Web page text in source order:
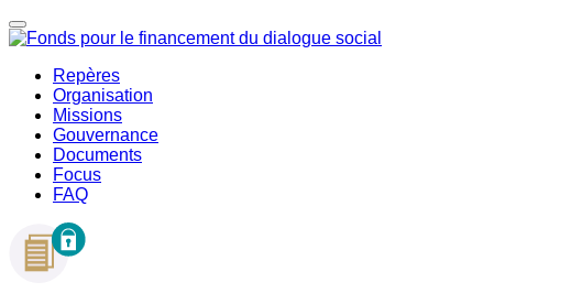
Repères
Organisation
Missions
Gouvernance
Documents
Focus
FAQ